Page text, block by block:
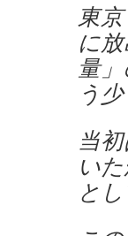
東
に
量
う
当
い
と